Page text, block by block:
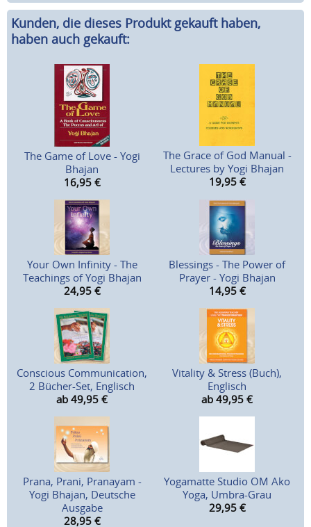
Kunden, die dieses Produkt gekauft haben,
haben auch gekauft:
The Game of Love - Yogi
Bhajan
16,95 €
The Grace of God Manual -
Lectures by Yogi Bhajan
19,95 €
Your Own Infinity - The
Teachings of Yogi Bhajan
24,95 €
Blessings - The Power of
Prayer - Yogi Bhajan
14,95 €
Conscious Communication,
2 Bücher-Set, Englisch
ab 49,95 €
Vitality & Stress (Buch),
Englisch
ab 49,95 €
Prana, Prani, Pranayam -
Yogi Bhajan, Deutsche
Ausgabe
28,95 €
Yogamatte Studio OM Ako
Yoga, Umbra-Grau
29,95 €